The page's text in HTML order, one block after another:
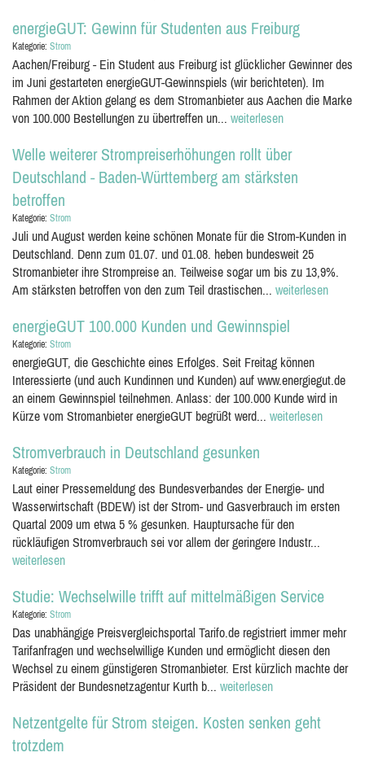
energieGUT: Gewinn für Studenten aus Freiburg
Kategorie: Strom
Aachen/Freiburg - Ein Student aus Freiburg ist glücklicher Gewinner des
im Juni gestarteten energieGUT-Gewinnspiels (wir berichteten). Im
Rahmen der Aktion gelang es dem Stromanbieter aus Aachen die Marke
von 100.000 Bestellungen zu übertreffen un... weiterlesen
Welle weiterer Strompreiserhöhungen rollt über
Deutschland - Baden-Württemberg am stärksten
betroffen
Kategorie: Strom
Juli und August werden keine schönen Monate für die Strom-Kunden in
Deutschland. Denn zum 01.07. und 01.08. heben bundesweit 25
Stromanbieter ihre Strompreise an. Teilweise sogar um bis zu 13,9%.
Am stärksten betroffen von den zum Teil drastischen... weiterlesen
energieGUT 100.000 Kunden und Gewinnspiel
Kategorie: Strom
energieGUT, die Geschichte eines Erfolges. Seit Freitag können
Interessierte (und auch Kundinnen und Kunden) auf www.energiegut.de
an einem Gewinnspiel teilnehmen. Anlass: der 100.000 Kunde wird in
Kürze vom Stromanbieter energieGUT begrüßt werd... weiterlesen
Stromverbrauch in Deutschland gesunken
Kategorie: Strom
Laut einer Pressemeldung des Bundesverbandes der Energie- und
Wasserwirtschaft (BDEW) ist der Strom- und Gasverbrauch im ersten
Quartal 2009 um etwa 5 % gesunken. Hauptursache für den
rückläufigen Stromverbrauch sei vor allem der geringere Industr...
weiterlesen
Studie: Wechselwille trifft auf mittelmäßigen Service
Kategorie: Strom
Das unabhängige Preisvergleichsportal Tarifo.de registriert immer mehr
Tarifanfragen und wechselwillige Kunden und ermöglicht diesen den
Wechsel zu einem günstigeren Stromanbieter. Erst kürzlich machte der
Präsident der Bundesnetzagentur Kurth b... weiterlesen
Netzentgelte für Strom steigen. Kosten senken geht
trotzdem